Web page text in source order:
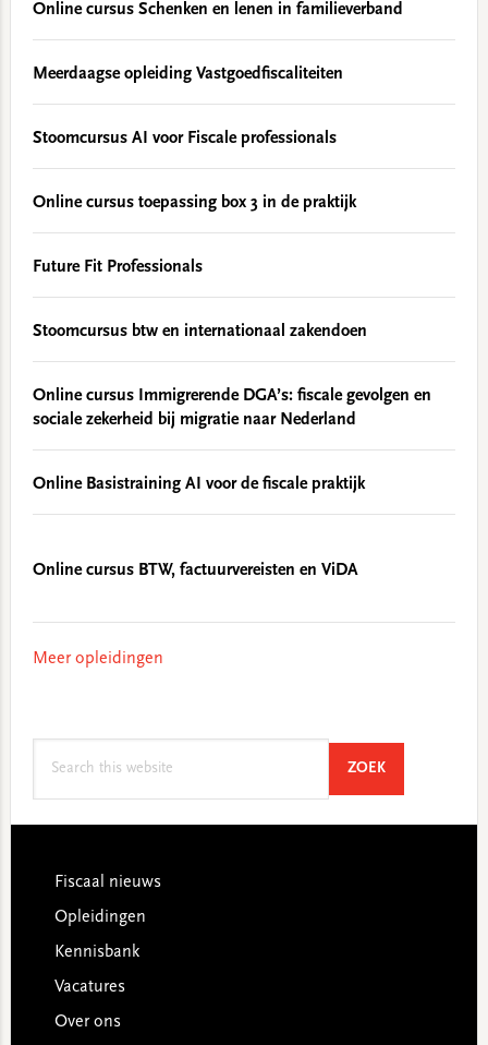
Online cursus Schenken en lenen in familieverband
Meerdaagse opleiding Vastgoedfiscaliteiten
Stoomcursus AI voor Fiscale professionals
Online cursus toepassing box 3 in de praktijk
Future Fit Professionals
Stoomcursus btw en internationaal zakendoen
Online cursus Immigrerende DGA’s: fiscale gevolgen en
sociale zekerheid bij migratie naar Nederland
Online Basistraining AI voor de fiscale praktijk
Online cursus BTW, factuurvereisten en ViDA
Meer opleidingen
ZOEKSEARCH
Footer
Fiscaal nieuws
Opleidingen
Kennisbank
Vacatures
Over ons